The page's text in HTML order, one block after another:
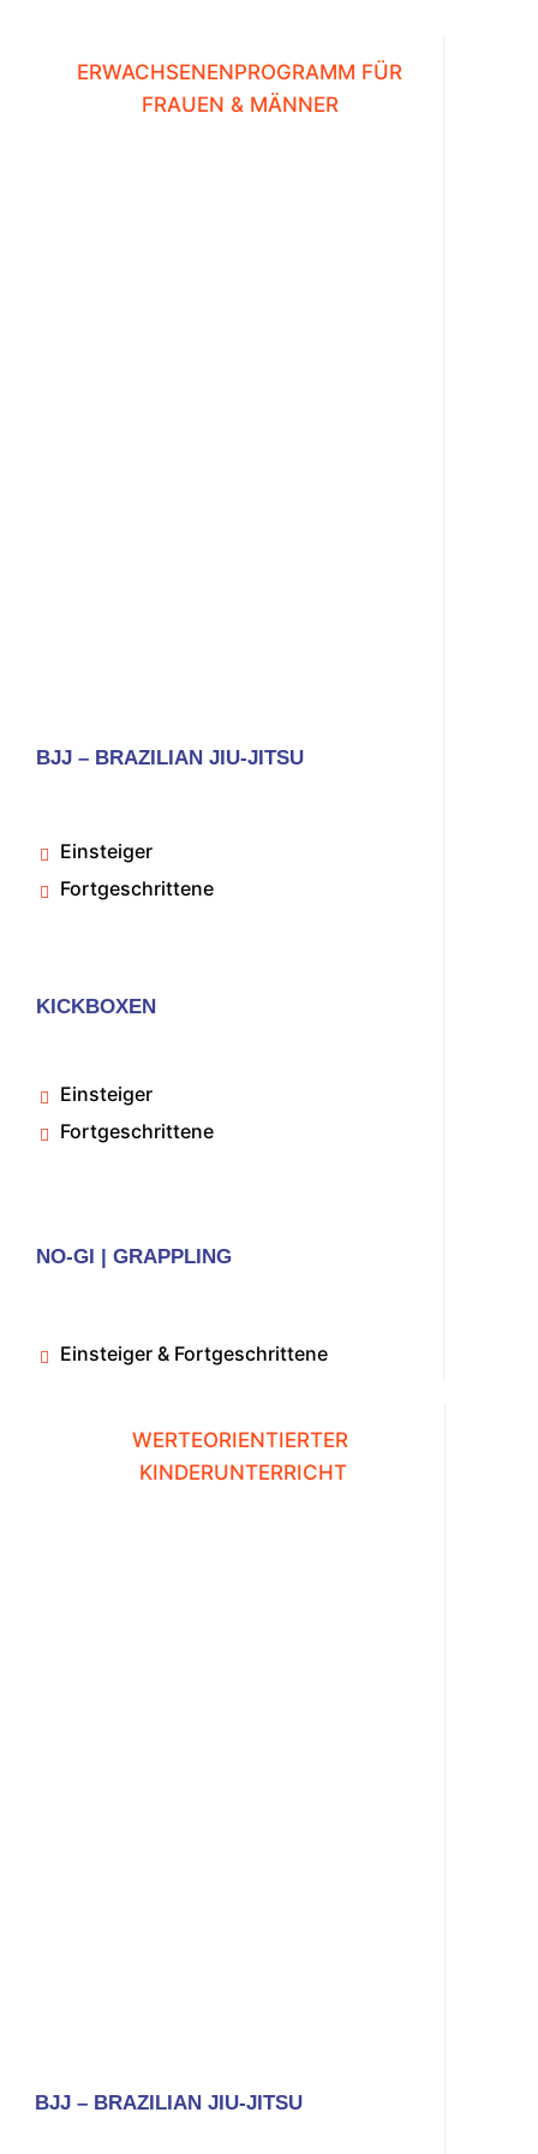
ERWACHSENENPROGRAMM FÜR
FRAUEN & MÄNNER
BJJ – BRAZILIAN JIU-JITSU
Einsteiger
Fortgeschrittene
KICKBOXEN
Einsteiger
Fortgeschrittene
NO-GI | GRAPPLING
Einsteiger & Fortgeschrittene
WERTEORIENTIERTER
KINDERUNTERRICHT
BJJ – BRAZILIAN JIU-JITSU